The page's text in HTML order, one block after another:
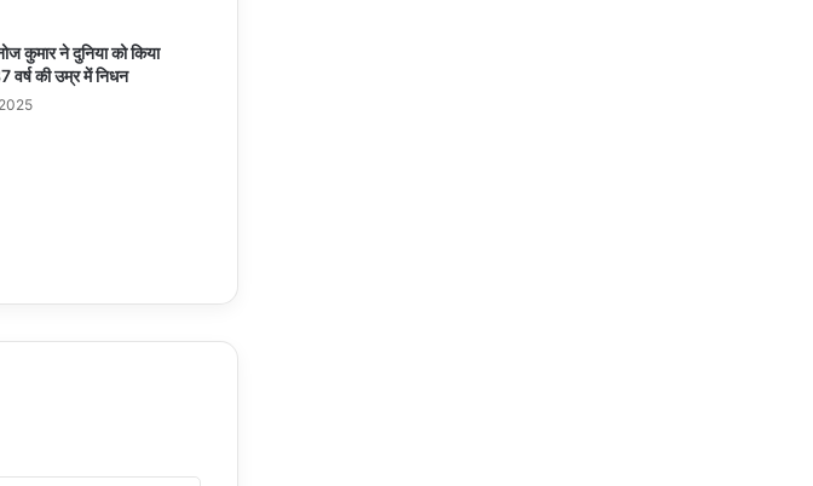
कुमार ने दुनिया को किया
वर्ष की उम्र में निधन